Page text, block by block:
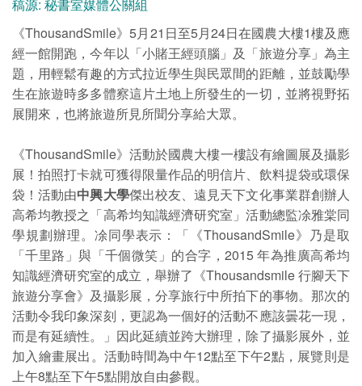
稿源: 秘書室媒體公關組
《ThousandSmile》5月21日至5月24日在國農大樓1樓及應
經一館開跑，今年以「小賭王經頭腦」及「旅遊分享」為主
題，用輕鬆有趣的方式拉近學生與民眾間的距離，並鼓勵學
生在旅遊時多多體察這片土地上所發生的一切，並將視野拓
展開來，也將旅遊所見所聞分享給大眾。
《ThousandSmile》活動於國農大樓一樓設有繪圖展及攝影
展！拍照打卡就可獲得限量作品的明信片、飲料提袋或環保
袋！活動由中興大學傑出校友、遠見天下文化事業群創辦人
高希均教授之「高希均知識經濟研究室」活動總監凃雅棠同
學規劃辦理。凃同學表示：「《ThousandSmile》乃是取
「千里路」與「千個微笑」的合字，2015 年為推廣高希均
知識經濟研究室的成立，舉辦了《Thousandsmile 行腳天下
旅遊分享會》及攝影展，分享旅行中所拍下的事物。那次的
活動令我印象深刻，更認為一個好的活動不應該曇花一現，
而是有延續性。」因此延續並跨大辦理，除了攝影展外，並
加入繪畫展出。活動時間為中午12點至下午2點，展覽則是
上午8點至下午5點開放自由參觀。